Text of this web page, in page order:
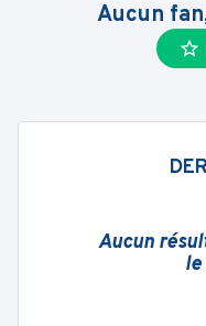
Aucun
Aucun
le